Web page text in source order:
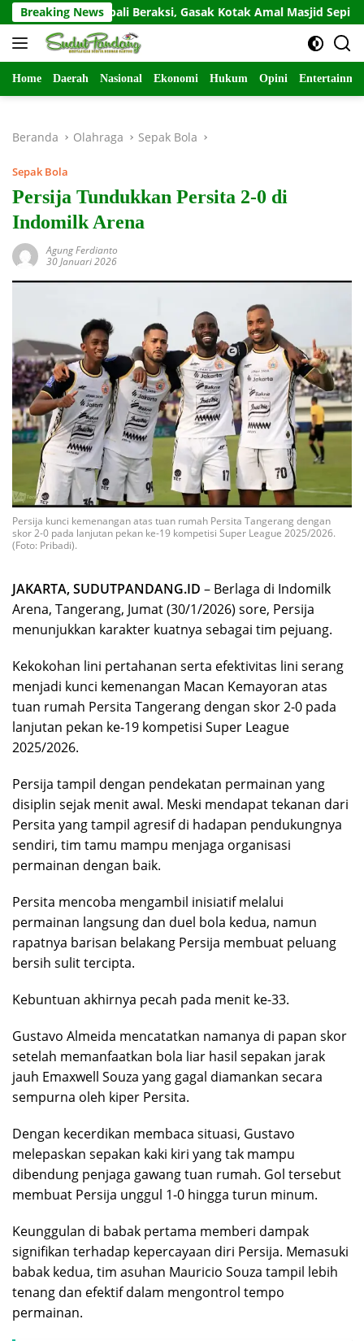
Langsung
ke
konten
Breaking News
Kembali Beraksi, Gasak Kotak Amal Masjid Sepi di Gunung
Home Daerah Nasional Ekonomi Hukum Opini
Beranda Olahraga Sepak Bola
Sepak Bola
Persija Tundukkan Persita 2-0 di
Indomilk Arena
Agung Ferdianto
30 Januari 2026
Persija kunci kemenangan atas tuan rumah Persita Tangerang dengan
skor 2-0 pada lanjutan pekan ke-19 kompetisi Super League 2025/2026.
(Foto: Pribadi).
JAKARTA, SUDUTPANDANG.ID – Berlaga di Indomilk
Arena, Tangerang, Jumat (30/1/2026) sore, Persija
menunjukkan karakter kuatnya sebagai tim pejuang.
Kekokohan lini pertahanan serta efektivitas lini serang
menjadi kunci kemenangan Macan Kemayoran atas
tuan rumah Persita Tangerang dengan skor 2-0 pada
lanjutan pekan ke-19 kompetisi Super League
2025/2026.
Persija tampil dengan pendekatan permainan yang
disiplin sejak menit awal. Meski mendapat tekanan dari
Persita yang tampil agresif di hadapan pendukungnya
sendiri, tim tamu mampu menjaga organisasi
permainan dengan baik.
Persita mencoba mengambil inisiatif melalui
permainan langsung dan duel bola kedua, namun
rapatnya barisan belakang Persija membuat peluang
bersih sulit tercipta.
Kebuntuan akhirnya pecah pada menit ke-33.
Gustavo Almeida mencatatkan namanya di papan skor
setelah memanfaatkan bola liar hasil sepakan jarak
jauh Emaxwell Souza yang gagal diamankan secara
sempurna oleh kiper Persita.
Dengan kecerdikan membaca situasi, Gustavo
melepaskan sepakan kaki kiri yang tak mampu
dibendung penjaga gawang tuan rumah. Gol tersebut
membuat Persija unggul 1-0 hingga turun minum.
Keunggulan di babak pertama memberi dampak
signifikan terhadap kepercayaan diri Persija. Memasuki
babak kedua, tim asuhan Mauricio Souza tampil lebih
tenang dan efektif dalam mengontrol tempo
permainan.